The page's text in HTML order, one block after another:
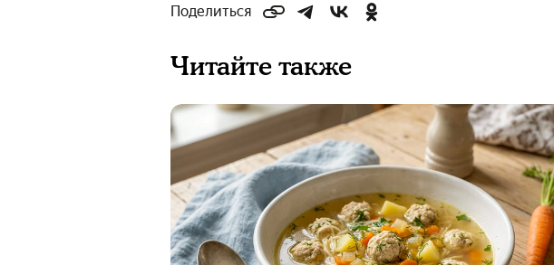
Поделиться
Читайте также